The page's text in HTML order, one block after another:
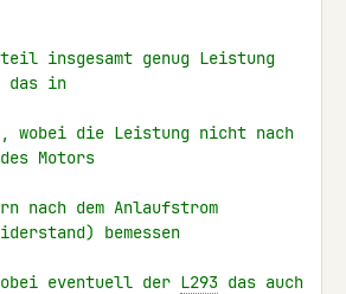
insgesamt genug Leistung
in
wobei die Leistung nicht nach
Motors
nach dem Anlaufstrom
bemessen
eventuell der L293 das auch